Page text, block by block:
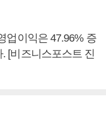
업이익은 47.96% 증
[비즈니스포스트 진